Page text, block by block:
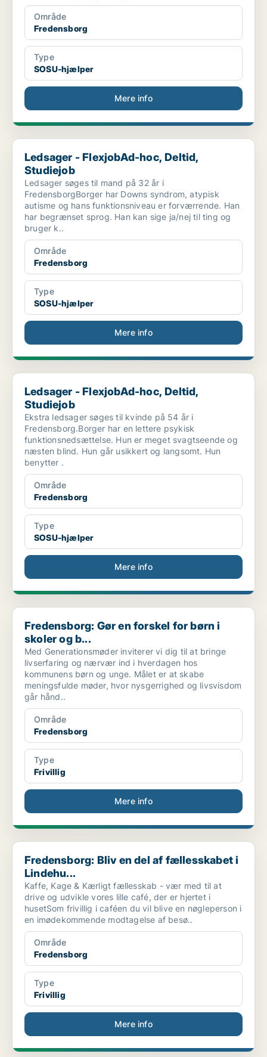
Område
Fredensborg
Type
SOSU-hjælper
Mere info
Ledsager - FlexjobAd-hoc, Deltid, Studiejob
Ledsager - FlexjobAd-hoc, Deltid,
Studiejob
Ledsager søges til mand på 32 år i
FredensborgBorger har Downs syndrom, atypisk
autisme og hans funktionsniveau er forværrende. Han
har begrænset sprog. Han kan sige ja/nej til ting og
bruger k..
Område
Fredensborg
Type
SOSU-hjælper
Mere info
Ledsager - FlexjobAd-hoc, Deltid, Studiejob
Ledsager - FlexjobAd-hoc, Deltid,
Studiejob
Ekstra ledsager søges til kvinde på 54 år i
Fredensborg.Borger har en lettere psykisk
funktionsnedsættelse. Hun er meget svagtseende og
næsten blind. Hun går usikkert og langsomt. Hun
benytter .
Område
Fredensborg
Type
SOSU-hjælper
Mere info
Fredensborg: Gør en forskel for børn i skoler og b...
Fredensborg: Gør en forskel for børn i
skoler og b...
Med Generationsmøder inviterer vi dig til at bringe
livserfaring og nærvær ind i hverdagen hos
kommunens børn og unge. Målet er at skabe
meningsfulde møder, hvor nysgerrighed og livsvisdom
går hånd..
Område
Fredensborg
Type
Frivillig
Mere info
Fredensborg: Bliv en del af fællesskabet i Lindehu...
Fredensborg: Bliv en del af fællesskabet i
Lindehu...
Kaffe, Kage & Kærligt fællesskab - vær med til at
drive og udvikle vores lille café, der er hjertet i
husetSom frivillig i caféen du vil blive en nøgleperson i
en imødekommende modtagelse af besø..
Område
Fredensborg
Type
Frivillig
Mere info